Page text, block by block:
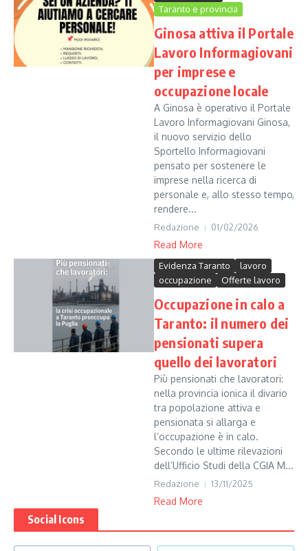
Taranto e provincia
Ginosa attiva il Portale
Lavoro Informagiovani
per imprese e
occupazione locale
A Ginosa è operativo il Portale
Lavoro Informagiovani Ginosa,
il nuovo servizio dello
Sportello Informagiovani
pensato per sostenere le
imprese nella ricerca di
personale e, allo stesso tempo,
rendere...
Redazione 01/02/2026
Read More
Evidenza Taranto
lavoro
occupazione
Offerte lavoro
Occupazione in calo a
Taranto: il numero dei
pensionati supera
quello dei lavoratori
Più pensionati che lavoratori:
nella provincia ionica il divario
tra popolazione attiva e
pensionata si allarga e
l’occupazione è in calo.
Secondo le ultime rilevazioni
dell’Ufficio Studi della CGIA M...
Redazione 13/11/2025
Read More
Social Icons